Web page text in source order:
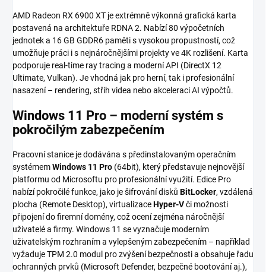
AMD Radeon RX 6900 XT je extrémně výkonná grafická karta
postavená na architektuře RDNA 2. Nabízí 80 výpočetních
jednotek a 16 GB GDDR6 paměti s vysokou propustností, což
umožňuje práci i s nejnáročnějšími projekty ve 4K rozlišení. Karta
podporuje real-time ray tracing a moderní API (DirectX 12
Ultimate, Vulkan). Je vhodná jak pro herní, tak i profesionální
nasazení – rendering, střih videa nebo akceleraci AI výpočtů.
Windows 11 Pro – moderní systém s
pokročilým zabezpečením
Pracovní stanice je dodávána s předinstalovaným operačním
systémemWindows 11 Pro (64bit), který představuje nejnovější
platformu od Microsoftu pro profesionální využití. Edice Pro
nabízí pokročilé funkce, jako je šifrování disků BitLocker, vzdálená
plocha (Remote Desktop), virtualizaceHyper-Vči možnosti
připojení do firemní domény, což ocení zejména náročnější
uživatelé a firmy. Windows 11 se vyznačuje moderním
uživatelským rozhraním a vylepšeným zabezpečením – například
vyžaduje TPM 2.0 modul pro zvýšení bezpečnosti a obsahuje řadu
ochranných prvků (Microsoft Defender, bezpečné bootování aj.),